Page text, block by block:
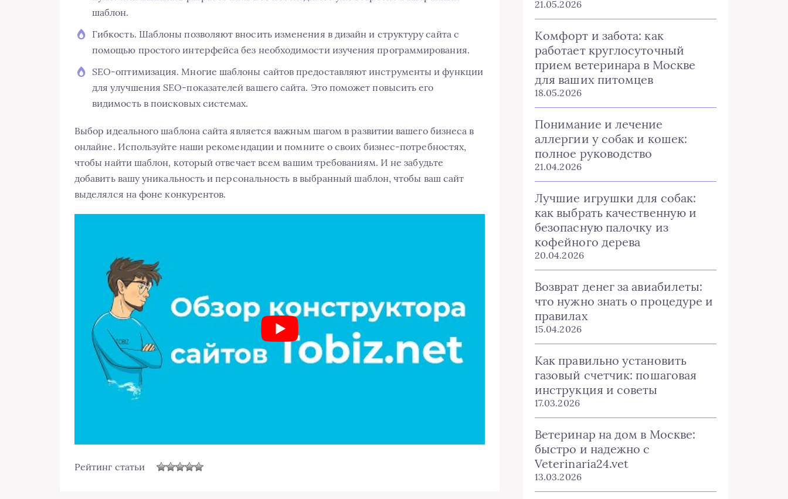
шаблон.
Гибкость. Шаблоны позволяют вносить изменения в дизайн и структуру сайта с
помощью простого интерфейса без необходимости изучения программирования.
SEO-оптимизация. Многие шаблоны сайтов предоставляют инструменты и функции
для улучшения SEO-показателей вашего сайта. Это поможет повысить его
видимость в поисковых системах.
Выбор идеального шаблона сайта является важным шагом в развитии вашего бизнеса в
онлайне. Используйте наши рекомендации и помните о своих бизнес-потребностях,
чтобы найти шаблон, который отвечает всем вашим требованиям. И не забудьте
добавить вашу уникальность и персональность в выбранный шаблон, чтобы ваш сайт
выделялся на фоне конкурентов.
Рейтинг статьи
21.05.2026
Комфорт и забота: как
работает круглосуточный
прием ветеринара в Москве
для ваших питомцев
18.05.2026
Понимание и лечение
аллергии у собак и кошек:
полное руководство
21.04.2026
Лучшие игрушки для собак:
как выбрать качественную и
безопасную палочку из
кофейного дерева
20.04.2026
Возврат денег за авиабилеты:
что нужно знать о процедуре и
правилах
15.04.2026
Как правильно установить
газовый счетчик: пошаговая
инструкция и советы
17.03.2026
Ветеринар на дом в Москве:
быстро и надежно с
Veterinaria24.vet
13.03.2026